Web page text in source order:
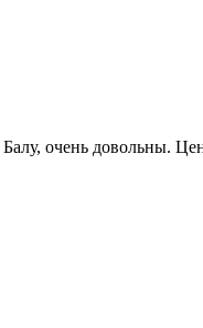
очень довольны.